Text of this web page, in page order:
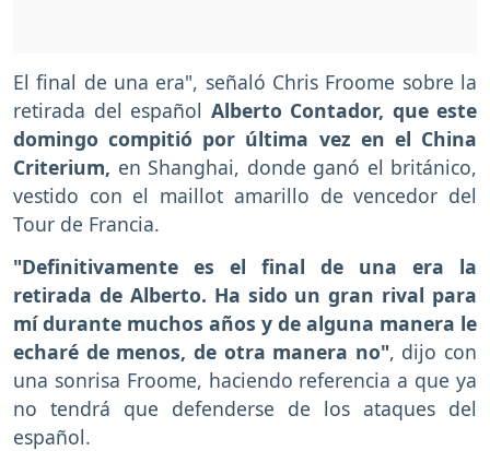
El final de una era", señaló Chris Froome sobre la
retirada del español Alberto Contador, que este
domingo compitió por última vez en el China
Criterium, en Shanghai, donde ganó el británico,
vestido con el maillot amarillo de vencedor del
Tour de Francia.
"Definitivamente es el final de una era la
retirada de Alberto. Ha sido un gran rival para
mí durante muchos años y de alguna manera le
echaré de menos, de otra manera no", dijo con
una sonrisa Froome, haciendo referencia a que ya
no tendrá que defenderse de los ataques del
español.